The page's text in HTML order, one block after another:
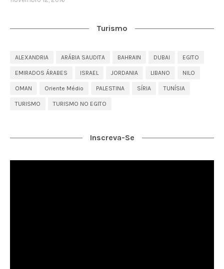
Turismo
ALEXANDRIA ARÁBIA SAUDITA BAHRAIN DUBAI EGITO
EMIRADOS ÁRABES ISRAEL JORDANIA LIBANO NILO
OMAN Oriente Médio PALESTINA SÍRIA TUNÍSIA
TURISMO TURISMO NO EGITO
Inscreva-Se